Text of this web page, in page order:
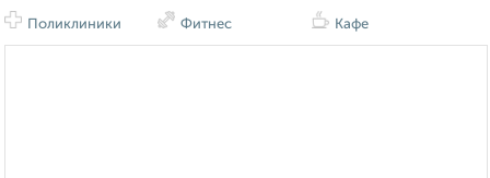
Поликлиники Фитнес Кафе